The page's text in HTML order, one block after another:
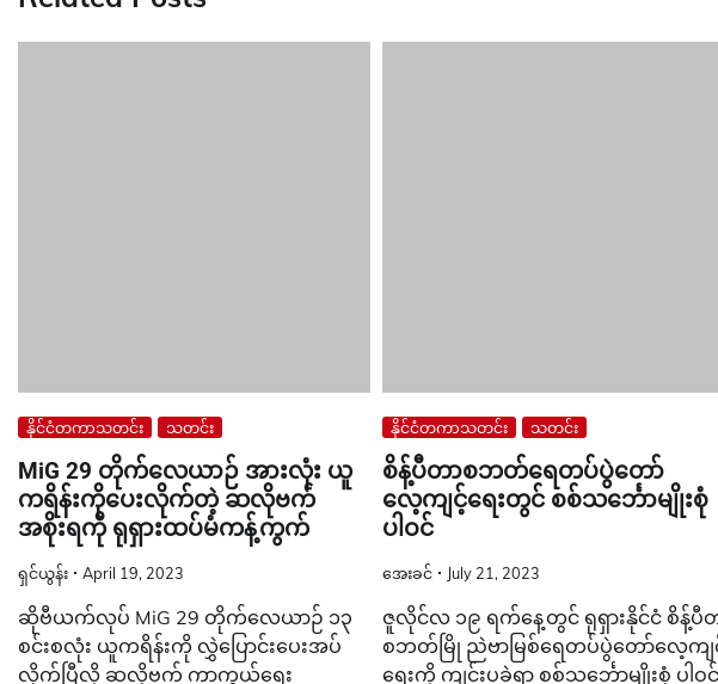
နိုင်ငံတကာသတင်း သတင်း
MiG 29 တိုက်လေယာဉ် အားလုံး ယူ
ကရိန်းကိုပေးလိုက်တဲ့ ဆလိုဗက်
အစိုးရကို ရုရှားထပ်မံကန့်ကွက်
ရှင်ယွန်း April 19, 2023
ဆိုဗီယက်လုပ် MiG 29 တိုက်လေယာဉ် ၁၃
စင်းစလုံး ယူကရိန်းကို လွှဲပြောင်းပေးအပ်
လိုက်ပြီလို့ ဆလိုဗက် ကာကွယ်ရေး
နိုင်ငံတကာသတင်း သတင်း
စိန့်ပီတာစဘတ်ရေတပ်ပွဲတော်
လေ့ကျင့်ရေးတွင် စစ်သင်္ဘောမျိုးစုံ
ပါဝင်
အေးခင် July 21, 2023
ဇူလိုင်လ ၁၉ ရက်နေ့တွင် ရုရှားနိုင်ငံ စိန့်ပီ
စဘတ်မြို ညဲဗာမြစ်ရေတပ်ပွဲတော်လေ့ကျ
ရေးကို ကျင်းပခဲ့ရာ စစ်သင်္ဘောမျိုးစုံ ပါဝင်